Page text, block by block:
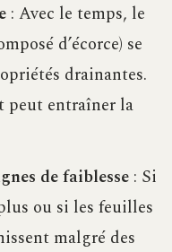
: Avec le temps, le
d’écorce) se
drainantes.
peut entraîner la
de faiblesse: Si
ou si les feuilles
malgré des